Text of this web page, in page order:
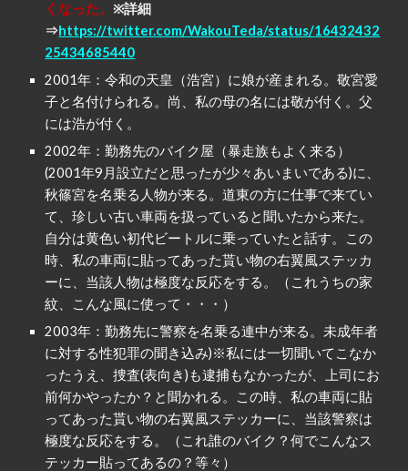
くなった。※詳細
⇒https://twitter.com/WakouTeda/status/16432432
25434685440
2001年：令和の天皇（浩宮）に娘が産まれる。敬宮愛
子と名付けられる。尚、私の母の名には敬が付く。父
には浩が付く。
2002年：勤務先のバイク屋（暴走族もよく来る）
(2001年9月設立だと思ったが少々あいまいである)に、
秋篠宮を名乗る人物が来る。道東の方に仕事で来てい
て、珍しい古い車両を扱っていると聞いたから来た。
自分は黄色い初代ビートルに乗っていたと話す。この
時、私の車両に貼ってあった貰い物の右翼風ステッカ
ーに、当該人物は極度な反応をする。（これうちの家
紋、こんな風に使って・・・）
2003年：勤務先に警察を名乗る連中が来る。未成年者
に対する性犯罪の聞き込み)※私には一切聞いてこなか
ったうえ、捜査(表向き)も逮捕もなかったが、上司にお
前何かやったか？と聞かれる。この時、私の車両に貼
ってあった貰い物の右翼風ステッカーに、当該警察は
極度な反応をする。（これ誰のバイク？何でこんなス
テッカー貼ってあるの？等々）